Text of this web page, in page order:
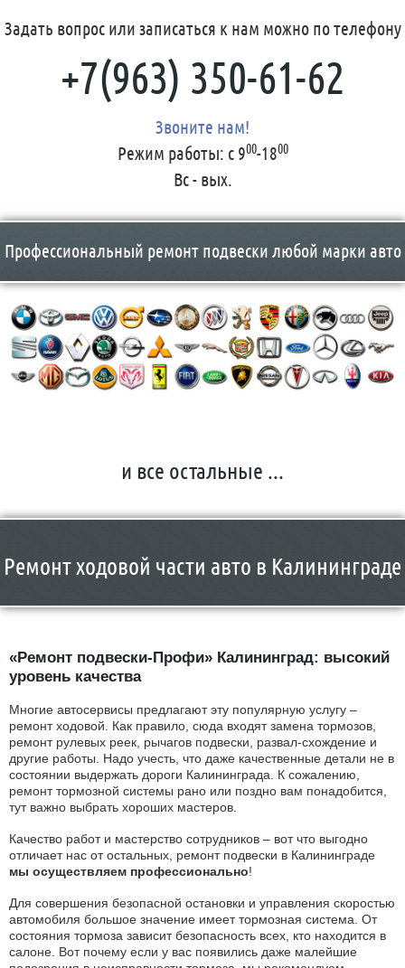
Задать вопрос или записаться к нам можно по телефону
+7(963) 350-61-62
Звоните нам!
Режим работы: с 900-1800
Вс - вых.
Профессиональный ремонт подвески любой марки авто
и все остальные ...
Ремонт ходовой части авто в Калининграде
«Ремонт подвески-Профи» Калининград: высокий
уровень качества
Многие автосервисы предлагают эту популярную услугу –
ремонт ходовой. Как правило, сюда входят замена тормозов,
ремонт рулевых реек, рычагов подвески, развал-схождение и
другие работы. Надо учесть, что даже качественные детали не в
состоянии выдержать дороги Калининграда. К сожалению,
ремонт тормозной системы рано или поздно вам понадобится,
тут важно выбрать хороших мастеров.
Качество работ и мастерство сотрудников – вот что выгодно
отличает нас от остальных, ремонт подвески в Калининграде
мы осуществляем профессионально!
Для совершения безопасной остановки и управления скоростью
автомобиля большое значение имеет тормозная система. От
состояния тормоза зависит безопасность всех, кто находится в
салоне. Вот почему если у вас появились даже малейшие